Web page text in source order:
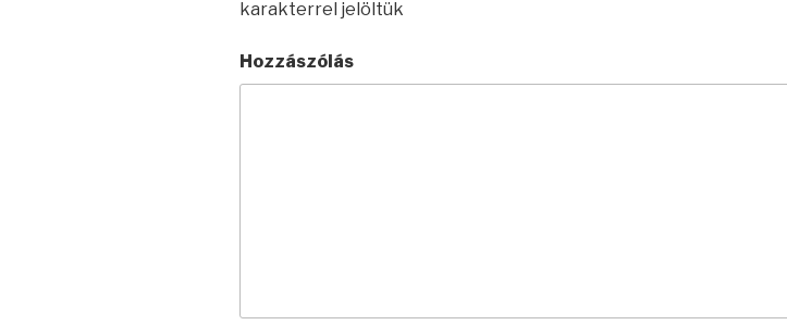
karakterrel jelöltük
Hozzászólás